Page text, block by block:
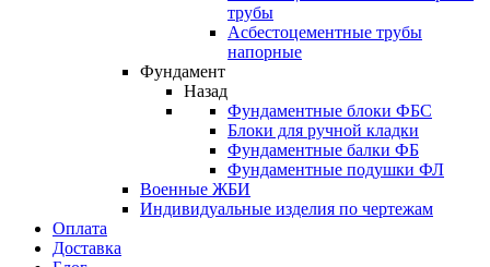
трубы
Асбестоцементные трубы
напорные
Фундамент
Назад
Фундаментные блоки ФБС
Блоки для ручной кладки
Фундаментные балки ФБ
Фундаментные подушки ФЛ
Военные ЖБИ
Индивидуальные изделия по чертежам
Оплата
Доставка